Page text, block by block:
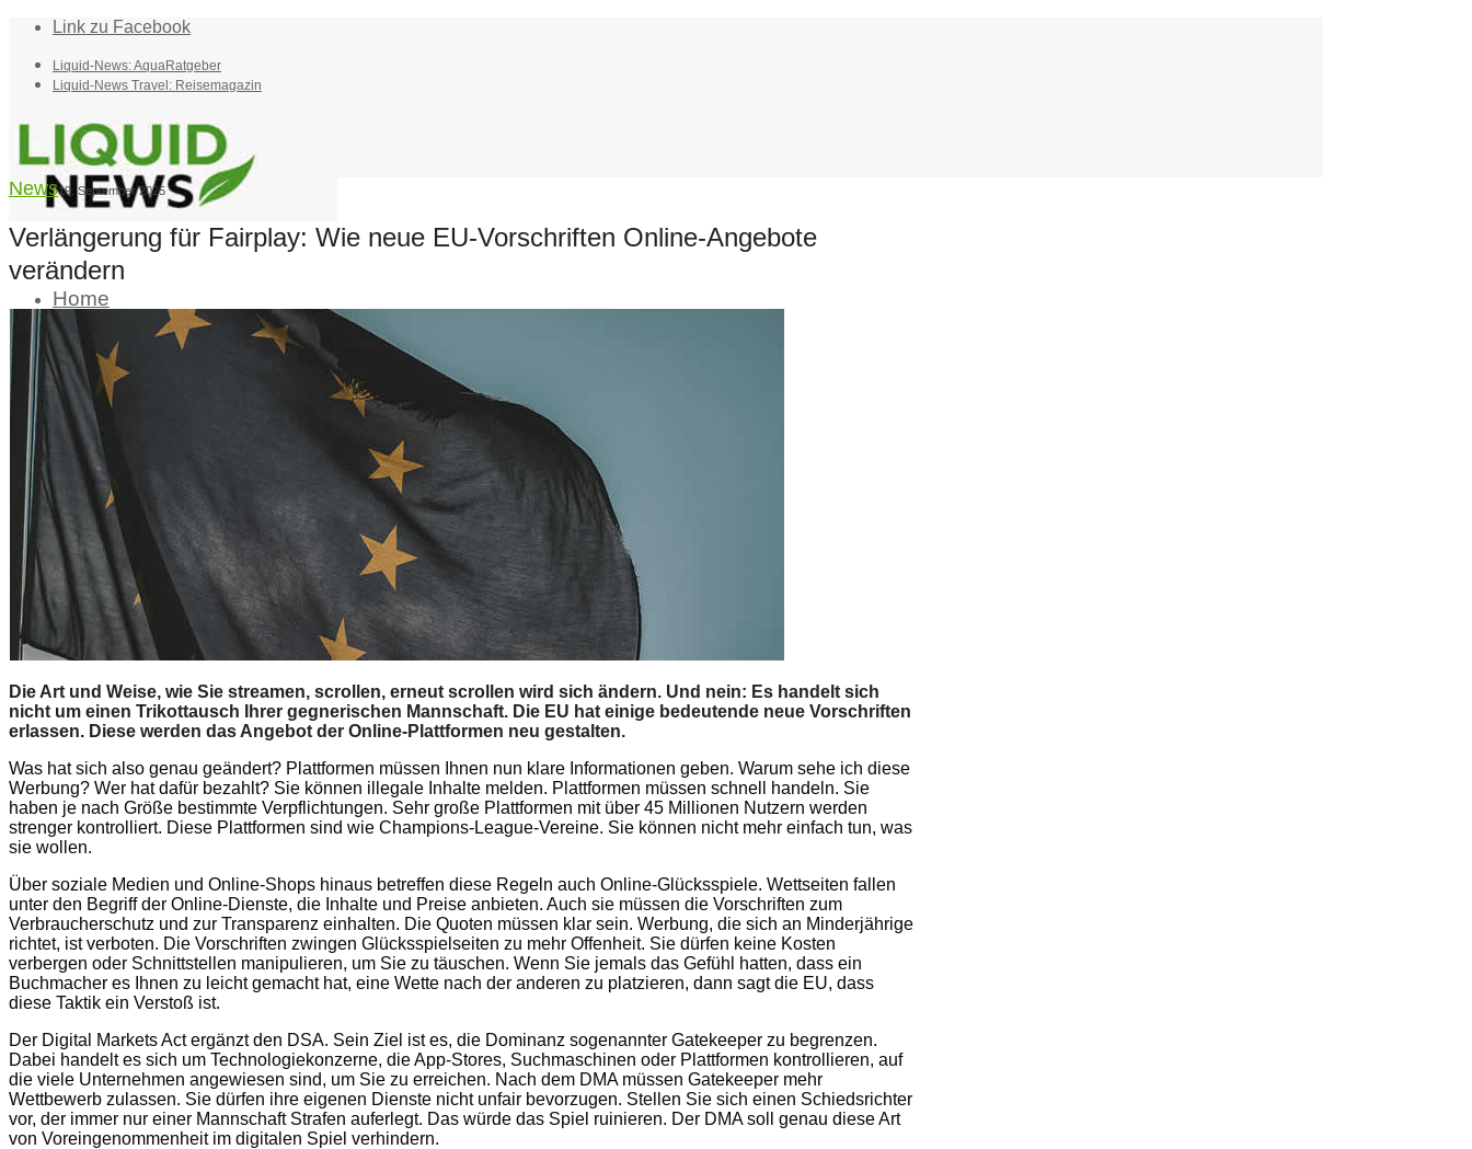
Link zu Facebook
Liquid-News: AquaRatgeber
Liquid-News Travel: Reisemagazin
Home
Suche
Menü
News19. September 2025
Verlängerung für Fairplay: Wie neue EU-Vorschriften Online-Angebote
verändern
Die Art und Weise, wie Sie streamen, scrollen, erneut scrollen wird sich ändern. Und nein: Es handelt sich
nicht um einen Trikottausch Ihrer gegnerischen Mannschaft. Die EU hat einige bedeutende neue Vorschriften
erlassen. Diese werden das Angebot der Online-Plattformen neu gestalten.
Was hat sich also genau geändert? Plattformen müssen Ihnen nun klare Informationen geben. Warum sehe ich diese
Werbung? Wer hat dafür bezahlt? Sie können illegale Inhalte melden. Plattformen müssen schnell handeln. Sie
haben je nach Größe bestimmte Verpflichtungen. Sehr große Plattformen mit über 45 Millionen Nutzern werden
strenger kontrolliert. Diese Plattformen sind wie Champions-League-Vereine. Sie können nicht mehr einfach tun, was
sie wollen.
Über soziale Medien und Online-Shops hinaus betreffen diese Regeln auch Online-Glücksspiele. Wettseiten fallen
unter den Begriff der Online-Dienste, die Inhalte und Preise anbieten. Auch sie müssen die Vorschriften zum
Verbraucherschutz und zur Transparenz einhalten. Die Quoten müssen klar sein. Werbung, die sich an Minderjährige
richtet, ist verboten. Die Vorschriften zwingen Glücksspielseiten zu mehr Offenheit. Sie dürfen keine Kosten
verbergen oder Schnittstellen manipulieren, um Sie zu täuschen. Wenn Sie jemals das Gefühl hatten, dass ein
Buchmacher es Ihnen zu leicht gemacht hat, eine Wette nach der anderen zu platzieren, dann sagt die EU, dass
diese Taktik ein Verstoß ist.
Der Digital Markets Act ergänzt den DSA. Sein Ziel ist es, die Dominanz sogenannter Gatekeeper zu begrenzen.
Dabei handelt es sich um Technologiekonzerne, die App-Stores, Suchmaschinen oder Plattformen kontrollieren, auf
die viele Unternehmen angewiesen sind, um Sie zu erreichen. Nach dem DMA müssen Gatekeeper mehr
Wettbewerb zulassen. Sie dürfen ihre eigenen Dienste nicht unfair bevorzugen. Stellen Sie sich einen Schiedsrichter
vor, der immer nur einer Mannschaft Strafen auferlegt. Das würde das Spiel ruinieren. Der DMA soll genau diese Art
von Voreingenommenheit im digitalen Spiel verhindern.